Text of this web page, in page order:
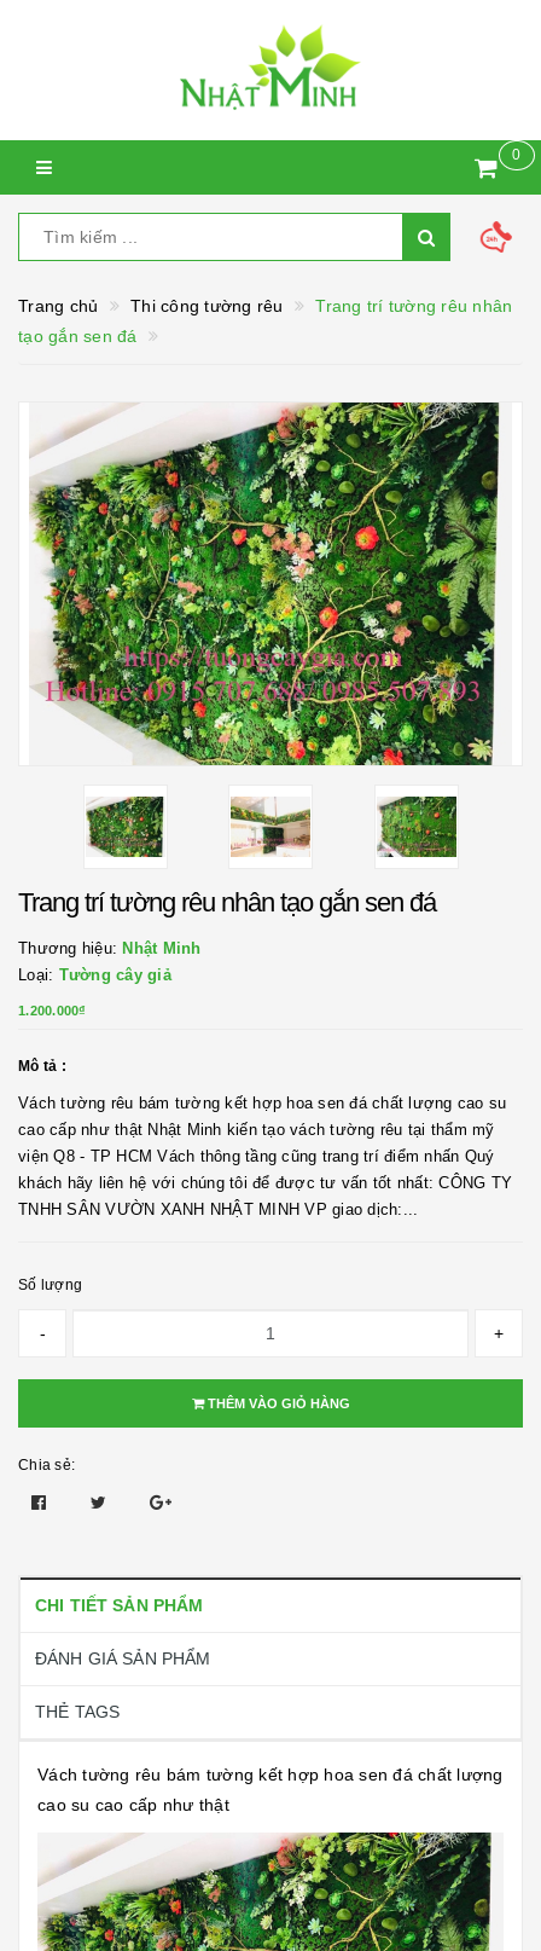
0
Trang chủ Thi công tường rêu
Trang trí tường rêu nhân
tạo gắn sen đá
Trang trí tường rêu nhân tạo gắn sen đá
Thương hiệu: Nhật Minh
Loại: Tường cây giả
1.200.000₫
Mô tả :
Vách tường rêu bám tường kết hợp hoa sen đá chất lượng cao su
cao cấp như thật Nhật Minh kiến tạo vách tường rêu tại thẩm mỹ
viện Q8 - TP HCM Vách thông tầng cũng trang trí điểm nhấn Quý
khách hãy liên hệ với chúng tôi để được tư vấn tốt nhất: CÔNG TY
TNHH SÂN VƯỜN XANH NHẬT MINH VP giao dịch:...
Số lượng
- +
THÊM VÀO GIỎ HÀNG
Chia sẻ:
CHI TIẾT SẢN PHẨM
ĐÁNH GIÁ SẢN PHẨM
THẺ TAGS
Vách tường rêu bám tường kết hợp hoa sen đá chất lượng
cao su cao cấp như thật